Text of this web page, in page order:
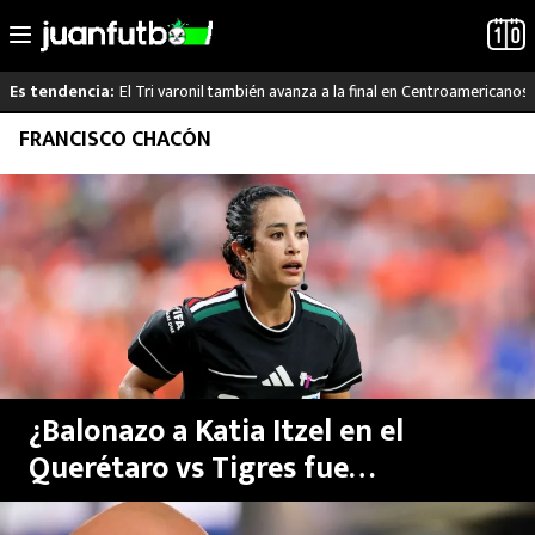
Saltar
contenido
Es tendencia: El Tri varonil también avanza a la final en Centroamericanos
LO ÚLTIMO
LIGA MX
RAYADOS
PUMAS
ATLANTE
SELECCIÓN MEXICANA
FUTBOL INTERNACIONAL
FRANCISCO CHACÓN
¿Balonazo a Katia Itzel en el
Querétaro vs Tigres fue
intencional? Paco Chacón estalla